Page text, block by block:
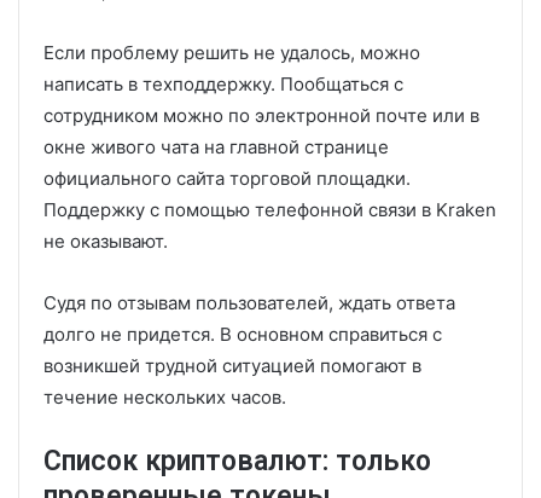
Если проблему решить не удалось, можно
написать в техподдержку. Пообщаться с
сотрудником можно по электронной почте или в
окне живого чата на главной странице
официального сайта торговой площадки.
Поддержку с помощью телефонной связи в Kraken
не оказывают.
Судя по отзывам пользователей, ждать ответа
долго не придется. В основном справиться с
возникшей трудной ситуацией помогают в
течение нескольких часов.
Список криптовалют: только